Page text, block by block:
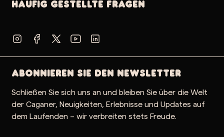
Häufig gestellte Fragen
Abonnieren Sie den Newsletter
Schließen Sie sich uns an und bleiben Sie über die Welt
der Caganer, Neuigkeiten, Erlebnisse und Updates auf
dem Laufenden – wir verbreiten stets Freude.